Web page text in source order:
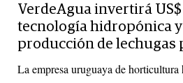
VerdeAgua invertirá
tecnología hidropónica
producción de lechugas
La empresa uruguaya de